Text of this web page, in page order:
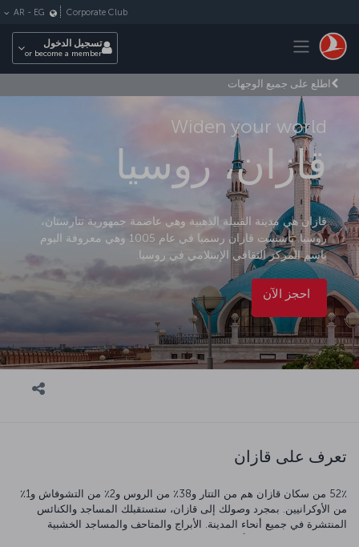
Toggle navigation
Corporate Club
AR - EG
تسجيل الدخول
or become a member
اطلع على جميع الوجهات
Widen your world
قازان، روسيا
قازان هي مدينة القبيلة الذهبية وهي عاصمة جمهورية تتارستان،
روسيا. تأسست قازان رسميا في عام 1005 وهي معروفة اليوم
باسم المركز الثقافي الإسلامي في روسيا.
احجز الآن
تعرف على قازان
52٪ من سكان قازان هم من التتار و38٪ من الروس و2٪ من التشوفاش و1٪
من الأوكرانيين. بمجرد وصولك إلى قازان، ستستقبلك المساجد والكنائس
المنتشرة في جميع أنحاء المدينة. الأبراج والمتاحف والمساجد الخشبية